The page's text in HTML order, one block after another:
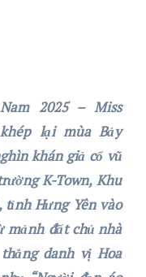
lại mùa Bảy
khán giả cổ vũ
K-Town, Khu
tỉnh Hưng Yên vào
mảnh đất chủ nhà
danh vị Hoa